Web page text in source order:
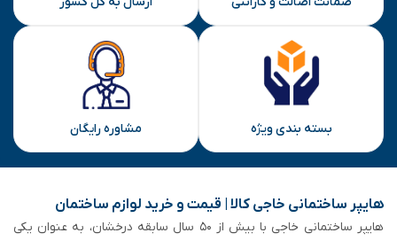
بسته بندی ویژه مشاوره رایگان
هایپر ساختمانی خاجی‌ کالا | قیمت و خرید لوازم ساختمان
هایپر ساختمانی خاجی‌ با بیش از ۵۰ سال سابقه‌ درخشان، به عنوان یکی